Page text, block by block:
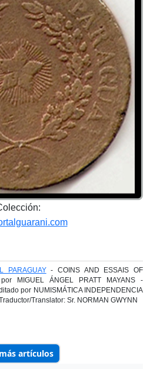
PARAGUAY- COINS AND ESSAIS OF
por MIGUEL ÁNGEL PRATT MAYANS -
por NUMISMÁTICA INDEPENDENCIA
Translator: Sr. NORMAN GWYNN
artículos